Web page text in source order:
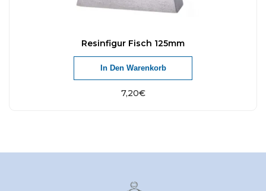
Resinfigur Fisch 125mm
7,20€
In Den Warenkorb